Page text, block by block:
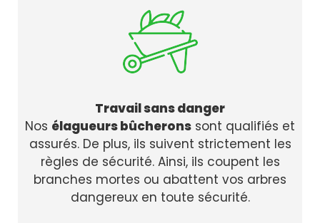
Travail sans danger
Nos élagueurs bûcherons sont qualifiés et
assurés. De plus, ils suivent strictement les
règles de sécurité. Ainsi, ils coupent les
branches mortes ou abattent vos arbres
dangereux en toute sécurité.